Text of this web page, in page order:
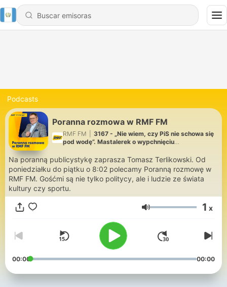
Podcasts
Poranna rozmowa w RMF FM
RMF FM
3167 - „Nie wiem, czy PiS nie schowa się
pod wodę”. Mastalerek o wypchnięciu
Na poranną publicystykę zaprasza Tomasz Terlikowski. Od
poniedziałku do piątku o 8:02 polecamy Poranną rozmowę w
RMF FM. Gośćmi są nie tylko politycy, ale i ludzie ze świata
kultury czy sportu.
Volumen 1 x
00:00 00:00